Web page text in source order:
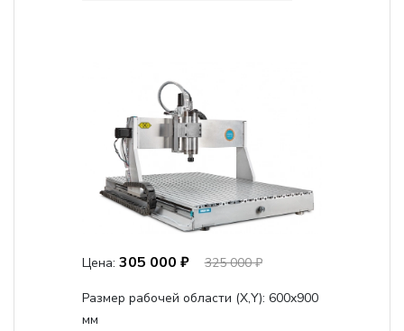
Цена: 305 000 ₽ 325 000 ₽
Размер рабочей области (Х,Y): 600x900
мм